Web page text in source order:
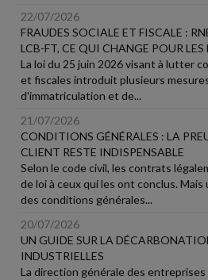
22/07/2026
FRAUDES SOCIALE ET FISCALE :
LCB-FT, CE QUI CHANGE POUR LES
La loi du 25 juin 2026 visant à lutter
et fiscales introduit plusieurs
d'immatriculation et de...
21/07/2026
CONDITIONS GÉNÉRALES : LA
CLIENT RESTE INDISPENSABLE
Selon le code civil, les contrats
de loi à ceux qui les ont conclus.
des conditions générales...
20/07/2026
UN GUIDE SUR LA
INDUSTRIELLES
La direction générale des